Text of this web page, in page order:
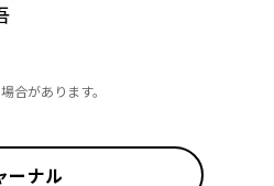
合があります。
ーナル